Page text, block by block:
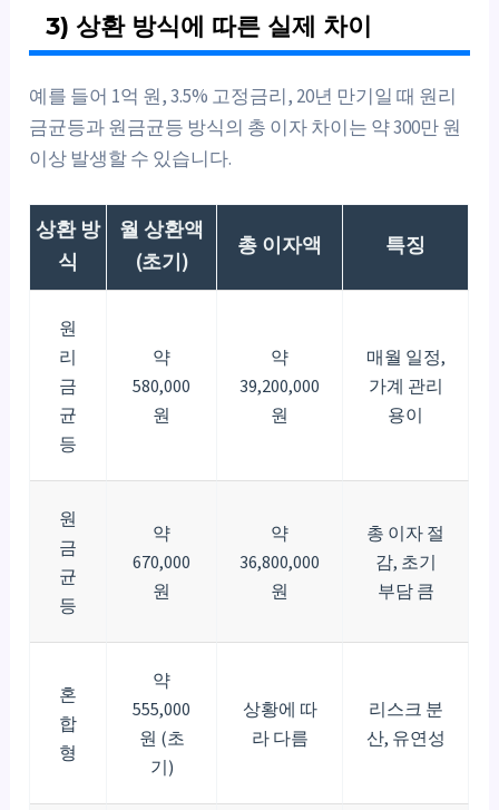
3) 상환 방식에 따른 실제 차이
예를 들어 1억 원, 3.5% 고정금리, 20년 만기일 때 원리
금균등과 원금균등 방식의 총 이자 차이는 약 300만 원
이상 발생할 수 있습니다.
상환 방
식
월 상환액
(초기)
총 이자액 특징
원
리
금
균
등
약
580,000
원
약
39,200,000
원
매월 일정,
가계 관리
용이
원
금
균
등
약
670,000
원
약
36,800,000
원
총 이자 절
감, 초기
부담 큼
혼
합
형
약
555,000
원 (초
기)
상황에 따
라 다름
리스크 분
산, 유연성